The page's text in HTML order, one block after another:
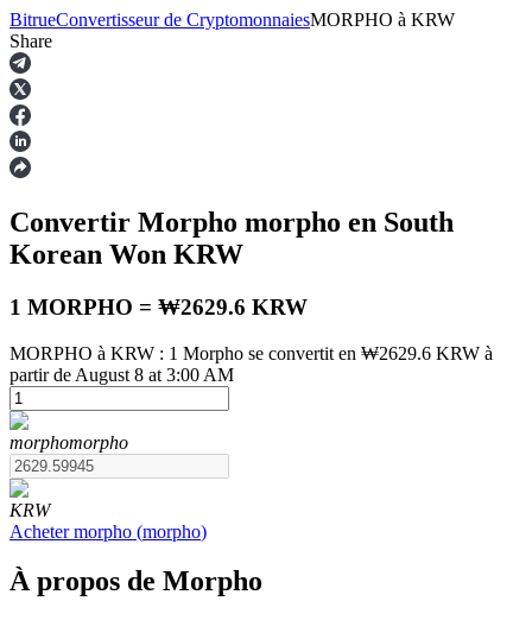
Contrats à terme
Futures USDT
BitrueConvertisseur de CryptomonnaiesMORPHO à KRW
Share
Convertir Morpho morpho en South
Korean Won KRW
1 MORPHO = ₩2629.6 KRW
MORPHO à KRW : 1 Morpho se convertit en ₩2629.6 KRW à
partir de August 8 at 3:00 AM
morphomorpho
KRW
Acheter morpho (morpho)
À propos de Morpho